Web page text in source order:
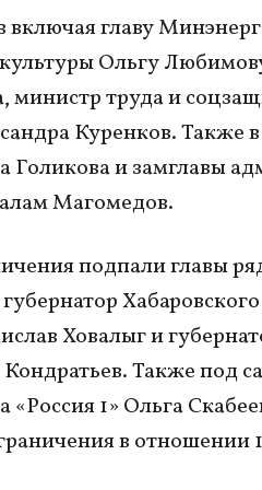
включая главу
Ольгу
труда и
Куренков. Также
Голикова и замглавы
Магомедов.
подпали главы
Ховалыг и
Также под
«Россия 1» Ольга
в отношении